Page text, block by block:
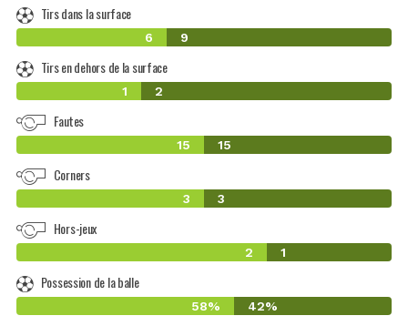
Tirs dans la surface
6 9
Tirs en dehors de la surface
1 2
Fautes
15 15
Corners
3 3
Hors-jeux
2 1
Possession de la balle
58% 42%